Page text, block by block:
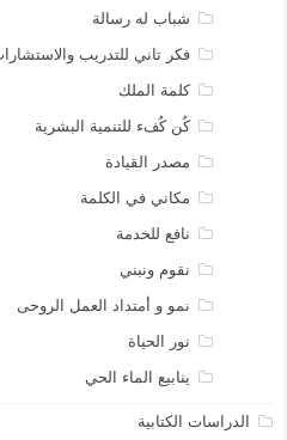
شباب له رسالة
فكر تاني للتدريب
كلمة الملك
كُن كُفء للتنمية البشرية
مصدر القيادة
مكاني في الكلمة
نافع للخدمة
نقوم ونبني
نمو و أمتداد العمل الروحى
نور الحياة
ينابيع الماء الحي
الدراسات الكتابية